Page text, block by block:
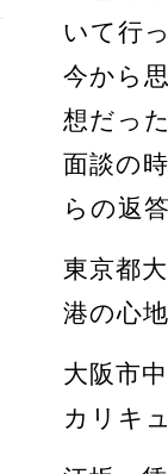
いて行
今から
想だっ
面談の
らの返
東京都
港の心
大阪市
カリキ